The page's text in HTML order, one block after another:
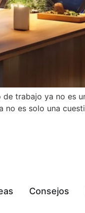
trabajo ya no es
es solo una
Consejos